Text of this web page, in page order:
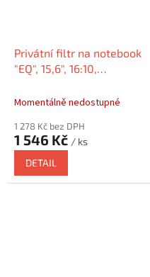
Privátní filtr na notebook
"EQ", 15,6", 16:10,
KENSINGTON EQ156A1610E
Momentálně nedostupné
1 278 Kč bez DPH
1 546 Kč / ks
DETAIL